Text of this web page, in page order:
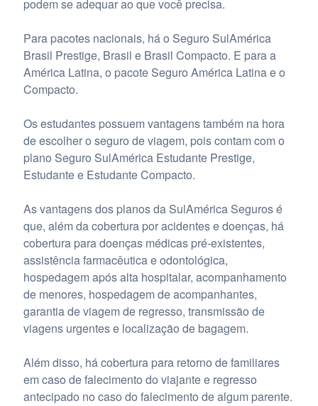
podem se adequar ao que você precisa.
Para pacotes nacionais, há o Seguro SulAmérica
Brasil Prestige, Brasil e Brasil Compacto. E para a
América Latina, o pacote Seguro América Latina e o
Compacto.
Os estudantes possuem vantagens também na hora
de escolher o seguro de viagem, pois contam com o
plano Seguro SulAmérica Estudante Prestige,
Estudante e Estudante Compacto.
As vantagens dos planos da SulAmérica Seguros é
que, além da cobertura por acidentes e doenças, há
cobertura para doenças médicas pré-existentes,
assistência farmacêutica e odontológica,
hospedagem após alta hospitalar, acompanhamento
de menores, hospedagem de acompanhantes,
garantia de viagem de regresso, transmissão de
viagens urgentes e localização de bagagem.
Além disso, há cobertura para retorno de familiares
em caso de falecimento do viajante e regresso
antecipado no caso do falecimento de algum parente.